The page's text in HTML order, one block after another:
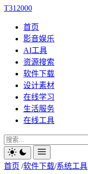
T312000
首页
影音娱乐
AI工具
资源搜索
软件下载
设计素材
在线学习
生活服务
在线工具
首页 /软件下载/系统工具